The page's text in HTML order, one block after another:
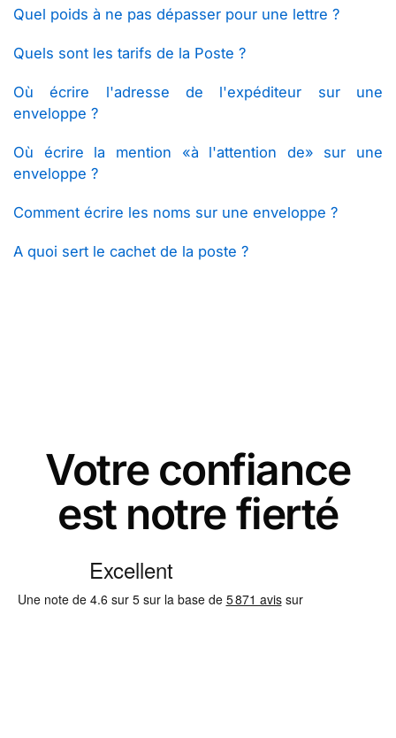
Quel poids à ne pas dépasser pour une lettre ?
Quels sont les tarifs de la Poste ?
Où écrire l'adresse de l'expéditeur sur une
enveloppe ?
Où écrire la mention «à l'attention de» sur une
enveloppe ?
Comment écrire les noms sur une enveloppe ?
A quoi sert le cachet de la poste ?
Votre confiance
est notre fierté